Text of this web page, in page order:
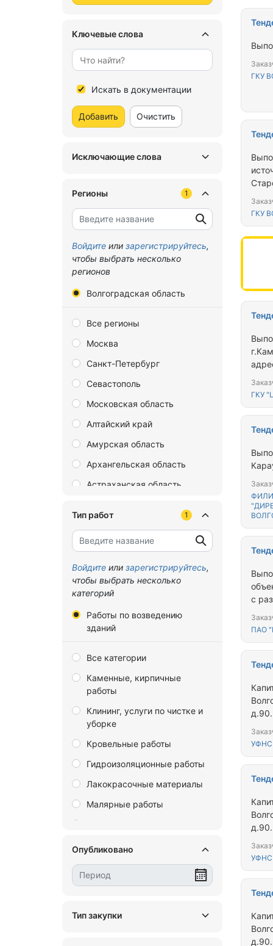
Ключевые слова
Искать в документации
Добавить Очистить
Исключающие слова
Регионы 1
Войдите или зарегистрируйтесь,
чтобы выбрать несколько
регионов
Волгоградская область
Все регионы
Москва
Санкт-Петербург
Севастополь
Московская область
Алтайский край
Амурская область
Архангельская область
Астраханская область
Брянская область
Владимирская область
Волгоградская область
Воронежская область
Республика
Еврейская автономная
область
Забайкальский край
Запорожская область
Ивановская область
Иркутская область
Калининградская область
Калужская область
Кемеровская область
Кировская область
Краснодарский край
Тип работ 1
Войдите или зарегистрируйтесь,
чтобы выбрать несколько
категорий
Работы по возведению
зданий
Все категории
Каменные, кирпичные
работы
Клининг, услуги по чистке и
уборке
Кровельные работы
Гидроизоляционные работы
Лакокрасочные материалы
Малярные работы
кондиционирования воздуха
Монтаж свай, фундаментов
Опубликовано
Тип закупки
ГКУ
ГКУ
ГКУ
с
ПАО
д.90.
д.90.
д.90.